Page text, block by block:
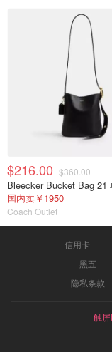
$216.00 $360.00
Bleecker Bucket Bag 21
国内卖￥1950
Coach Outlet
信用卡
黑五
隐私条款
触